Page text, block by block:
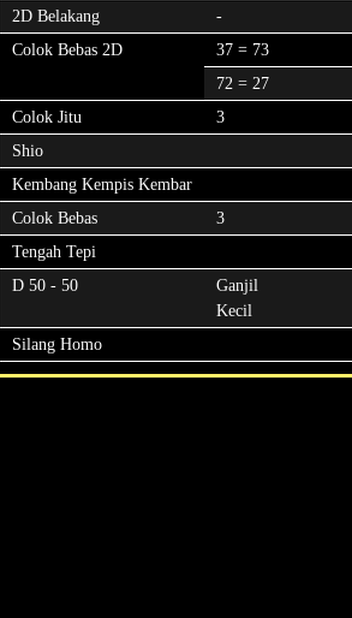
2D Belakang
-
Colok Bebas 2D
37 = 73
72 = 27
Colok Jitu
3
Shio
Kembang Kempis Kembar
Colok Bebas
3
Tengah Tepi
D 50 - 50
Ganjil
Kecil
Silang Homo